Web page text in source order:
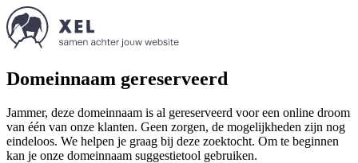
Domeinnaam gereserveerd
Jammer, deze domeinnaam is al gereserveerd voor een online droom
van één van onze klanten. Geen zorgen, de mogelijkheden zijn nog
eindeloos. We helpen je graag bij deze zoektocht. Om te beginnen
kan je onze domeinnaam suggestietool gebruiken.